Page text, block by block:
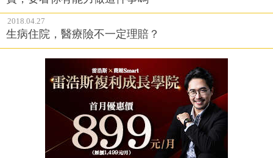
2018.04.27
生病住院，醫療險不一定理賠？